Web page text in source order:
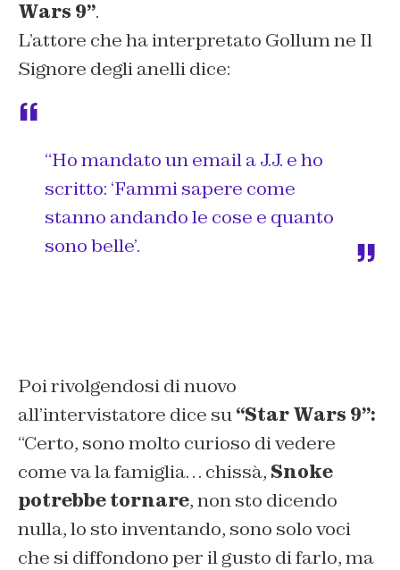
Wars 9”.
L’attore che ha interpretato Gollum ne Il
Signore degli anelli dice:
“Ho mandato un email a J.J. e ho
scritto: ‘Fammi sapere come
stanno andando le cose e quanto
sono belle’.
Poi rivolgendosi di nuovo
all’intervistatore dice su“Star Wars 9”:
“Certo, sono molto curioso di vedere
come va la famiglia… chissà, Snoke
potrebbe tornare, non sto dicendo
nulla, lo sto inventando, sono solo voci
che si diffondono per il gusto di farlo, ma